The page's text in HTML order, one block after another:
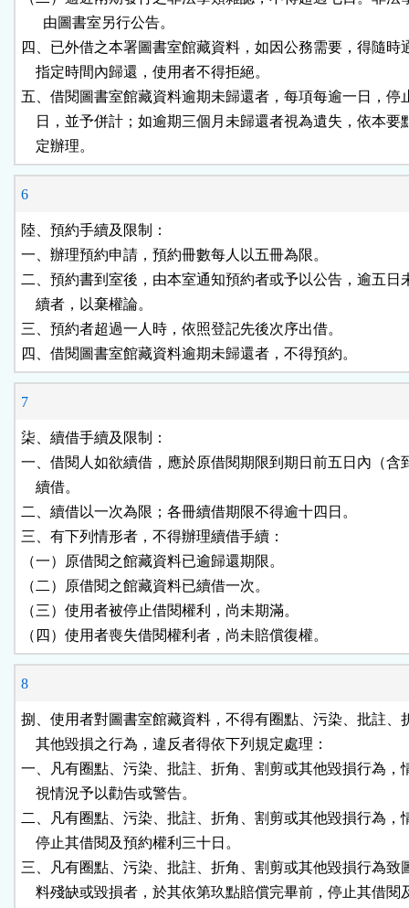
      由圖書室另行公告。
四、已外借之本署圖書室館藏資料，如因公務需要，得隨時
    指定時間內歸還，使用者不得拒絕。
五、借閱圖書室館藏資料逾期未歸還者，每項每逾一日，停
日，並予併計；如逾期三個月未歸還者視為遺失，依本要
    定辦理。
6
陸、預約手續及限制：
一、辦理預約申請，預約冊數每人以五冊為限。
二、預約書到室後，由本室通知預約者或予以公告，逾五日
    續者，以棄權論。
三、預約者超過一人時，依照登記先後次序出借。
四、借閱圖書室館藏資料逾期未歸還者，不得預約。
7
柒、續借手續及限制：
一、借閱人如欲續借，應於原借閱期限到期日前五日內（含
    續借。
二、續借以一次為限；各冊續借期限不得逾十四日。
三、有下列情形者，不得辦理續借手續：
（一）原借閱之館藏資料已逾歸還期限。
（二）原借閱之館藏資料已續借一次。
（三）使用者被停止借閱權利，尚未期滿。
（四）使用者喪失借閱權利者，尚未賠償復權。
8
捌、使用者對圖書室館藏資料，不得有圈點、污染、批註、
    其他毀損之行為，違反者得依下列規定處理：
一、凡有圈點、污染、批註、折角、割剪或其他毀損行為，
    視情況予以勸告或警告。
二、凡有圈點、污染、批註、折角、割剪或其他毀損行為，
    停止其借閱及預約權利三十日。
三、凡有圈點、污染、批註、折角、割剪或其他毀損行為致
料殘缺或毀損者，於其依第玖點賠償完畢前，停止其借閱